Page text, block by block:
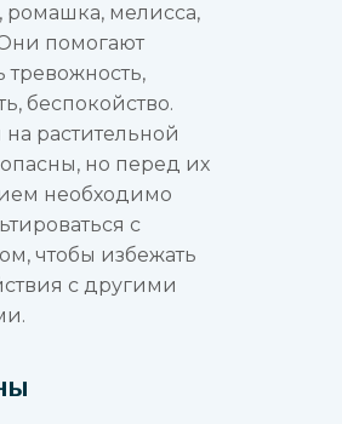
ромашка, мелисса,
помогают
беспокойство.
растительной
но перед их
необходимо
с
чтобы избежать
с другими